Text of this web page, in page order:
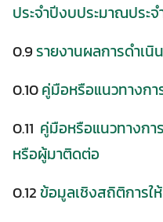
ประจำปีงบประมาณประจ
0.9รายงานผลการดำเนิ
0.10คู่มือหรือแนวทางก
0.11 คู่มือหรือแนวทางกา
หรือผู้มาติดต่อ
0.12ข้อมูลเชิงสถิติการใ